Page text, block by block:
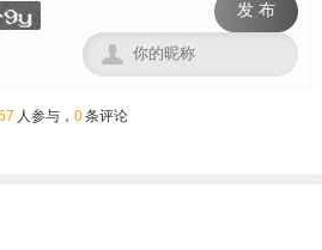
发 布

人参与， 0条评论